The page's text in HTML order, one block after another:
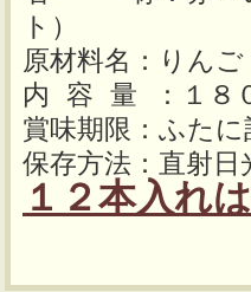
ト）
原材料名：りんご
内 容 量 ：１８
賞味期限：ふたに
保存方法：直射
１２本入れ